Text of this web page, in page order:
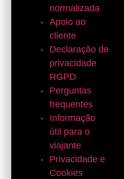
normalizada
Apoio ao
cliente
Declaração de
privacidade
RGPD
Perguntas
frequentes
Informação
útil para o
viajante
Privacidade e
Cookies